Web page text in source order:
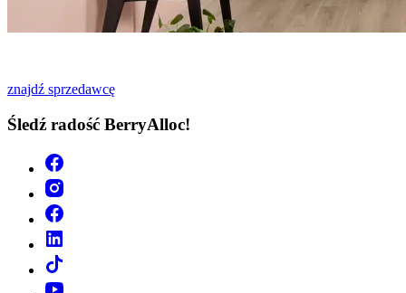
znajdź sprzedawcę
Śledź radość BerryAlloc!